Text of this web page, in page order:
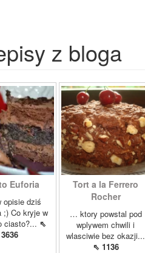
z bloga
Euforia
dziś
;) Co kryje w
ciasto?... ⇖
3636
Tort a la Ferrero
Rocher
… ktory powstal pod
wplywem chwili i
wlasciwie bez okazji...
⇖ 1136